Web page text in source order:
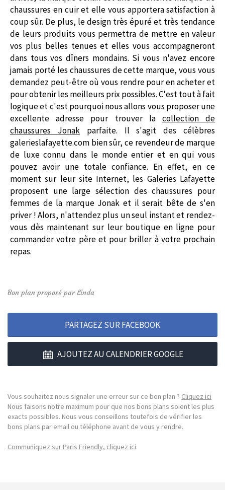
chaussures en cuir et elle vous apportera satisfaction à
coup sûr. De plus, le design très épuré et très tendance
de leurs produits vous permettra de mettre en valeur
vos plus belles tenues et elles vous accompagneront
dans tous vos dîners mondains. Si vous n'avez encore
jamais porté les chaussures de cette marque, vous vous
demandez peut-être où vous rendre pour en acheter et
pour obtenir les meilleurs prix possibles. C'est tout à fait
logique et c'est pourquoi nous allons vous proposer une
excellente adresse pour trouver la collection de
chaussures Jonakparfaite. Il s'agit des célèbres
galerieslafayette.com bien sûr, ce revendeur de marque
de luxe connu dans le monde entier et en qui vous
pouvez avoir une totale confiance. En effet, en ce
moment sur leur site Internet, les Galeries Lafayette
proposent une large sélection des chaussures pour
femmes de la marque Jonak et il serait bête de s'en
priver ! Alors, n'attendez plus un seul instant et rendez-
vous dès maintenant sur leur boutique en ligne pour
commander votre père et pour briller à votre prochain
repas.
Bon plan proposé par Linda
PARTAGEZ SUR FACEBOOK
AJOUTEZ AU CALENDRIER GOOGLE
Vous souhaitez nous signaler une erreur sur ce bon plan ? Cliquez ici
Nous faisons notre maximum pour que nos bons plans soient les plus
exacts possibles. Nous vous conseillons toutefois de vérifier les
bons plans par email ou téléphone avant de vous y rendre.
Communiquez sur Paris Friendly, cliquez ici